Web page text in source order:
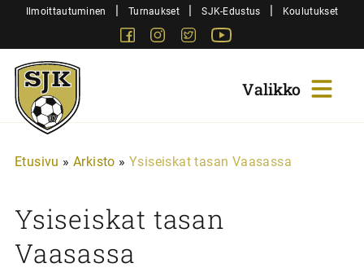
SiirryIlmoittautuminen | Turnaukset | SJK-Edustus | Koulutukset
FacebookInstagram
Twitter
Sjk-
Juniorit
Etusivu » Arkisto » Ysiseiskat tasan Vaasassa
Ysiseiskat tasan
Vaasassa